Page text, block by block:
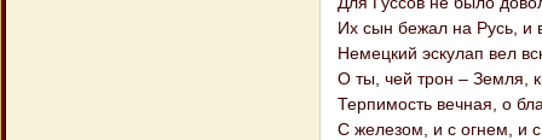
Их сын бежал на Русь, и
Немецкий эскулап вел
О ты, чей трон – Земля,
Терпимость вечная, о
С железом, и с огнем, и